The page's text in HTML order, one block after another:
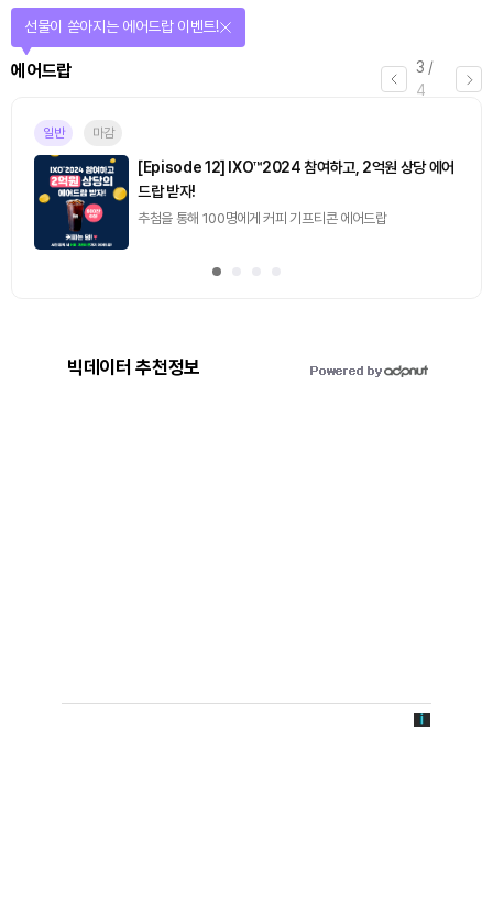
3 /
4
에어드랍
선물이 쏟아지는 에어드랍 이벤트!
일반 마감
[Episode 12] IXO™2024 참여하고, 2억원 상당 에어
드랍 받자!
추첨을 통해 100명에게 커피 기프티콘 에어드랍
빅데이터 추천정보